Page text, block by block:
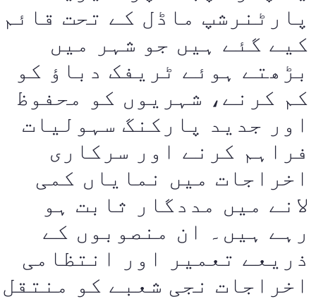
پارٹنرشپ ماڈل کے تحت قائم
کیے گئے ہیں جو شہر میں
بڑھتے ہوئے ٹریفک دباؤ کو
کم کرنے، شہریوں کو محفوظ
اور جدید پارکنگ سہولیات
فراہم کرنے اور سرکاری
اخراجات میں نمایاں کمی
لانے میں مددگار ثابت ہو
رہے ہیں۔ ان منصوبوں کے
ذریعے تعمیر اور انتظامی
اخراجات نجی شعبے کو منتقل